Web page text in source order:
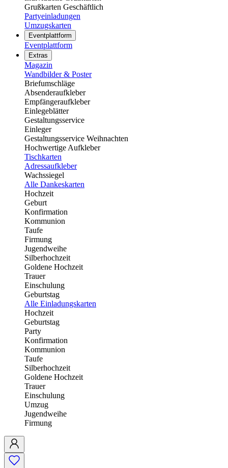
Grußkarten Geschäftlich
Partyeinladungen
Umzugskarten
Eventplattform
Eventplattform
Extras
Magazin
Wandbilder & Poster
Briefumschläge
Absenderaufkleber
Empfängeraufkleber
Einlegeblätter
Gestaltungsservice
Einleger
Gestaltungsservice Weihnachten
Hochwertige Aufkleber
Tischkarten
Adressaufkleber
Wachssiegel
Alle Dankeskarten
Hochzeit
Geburt
Konfirmation
Kommunion
Taufe
Firmung
Jugendweihe
Silberhochzeit
Goldene Hochzeit
Trauer
Einschulung
Geburtstag
Alle Einladungskarten
Hochzeit
Geburtstag
Party
Konfirmation
Kommunion
Taufe
Silberhochzeit
Goldene Hochzeit
Trauer
Einschulung
Umzug
Jugendweihe
Firmung